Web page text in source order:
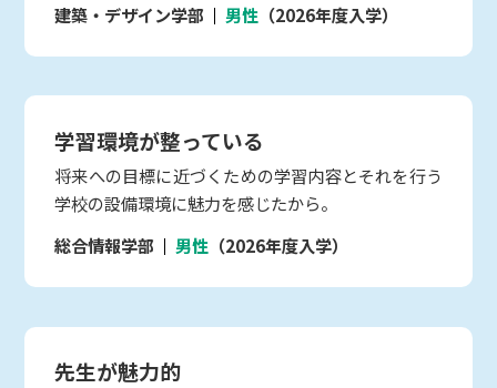
建築・デザイン学部
男性 （2026年度入学）
学習環境が整っている
将来への目標に近づくための学習内容とそれを行う
学校の設備環境に魅力を感じたから。
総合情報学部
男性 （2026年度入学）
先生が魅力的